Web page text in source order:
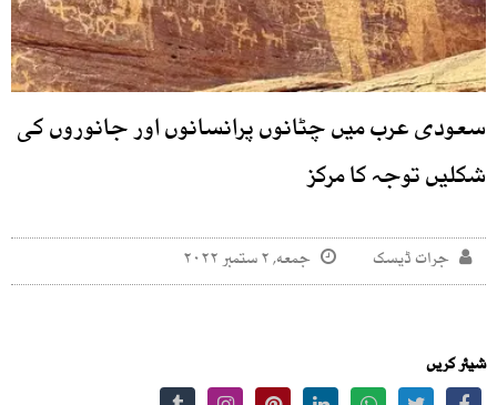
سعودی عرب میں چٹانوں پرانسانوں اور جانوروں کی
شکلیں توجہ کا مرکز
جرات ڈیسک جمعه, ۲ ستمبر ۲۰۲۲
شیئر کریں